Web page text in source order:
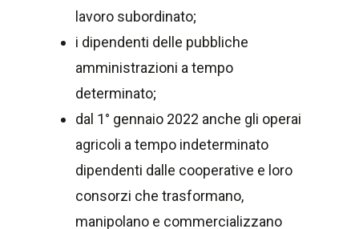
lavoro subordinato;
i dipendenti delle pubbliche
amministrazioni a tempo
determinato;
dal 1° gennaio 2022 anche gli operai
agricoli a tempo indeterminato
dipendenti dalle cooperative e loro
consorzi che trasformano,
manipolano e commercializzano